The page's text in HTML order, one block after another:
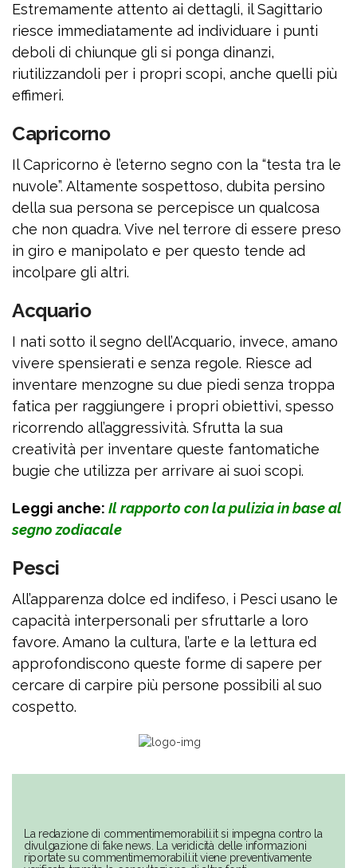
Estremamente attento ai dettagli, il Sagittario
riesce immediatamente ad individuare i punti
deboli di chiunque gli si ponga dinanzi,
riutilizzandoli per i propri scopi, anche quelli più
effimeri.
Capricorno
Il Capricorno è l’eterno segno con la “testa tra le
nuvole”. Altamente sospettoso, dubita persino
della sua persona se percepisce un qualcosa
che non quadra. Vive nel terrore di essere preso
in giro e manipolato e per questo tende ad
incolpare gli altri.
Acquario
I nati sotto il segno dell’Acquario, invece, amano
vivere spensierati e senza regole. Riesce ad
inventare menzogne su due piedi senza troppa
fatica per raggiungere i propri obiettivi, spesso
ricorrendo all’aggressività. Sfrutta la sua
creatività per inventare queste fantomatiche
bugie che utilizza per arrivare ai suoi scopi.
Leggi anche: Il rapporto con la pulizia in base al
segno zodiacale
Pesci
All’apparenza dolce ed indifeso, i Pesci usano le
capacità interpersonali per sfruttarle a loro
favore. Amano la cultura, l’arte e la lettura ed
approfondiscono queste forme di sapere per
cercare di carpire più persone possibili al suo
cospetto.
La redazione di commentimemorabili.it si impegna contro la
divulgazione di fake news. La veridicità delle informazioni
riportate su commentimemorabili.it viene preventivamente